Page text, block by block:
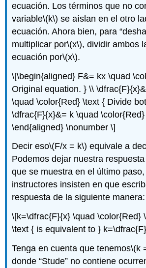
ecuación. Los términos que no
variable\(k\) se aíslan en el otro
ecuación. Ahora bien, para
multiplicar por\(x\), dividir ambos
ecuación por\(x\).
\[\begin{aligned} F&= kx \quad
Original equation. } \\
\quad \color{Red} \text { Divide
\dfrac{F}{x}&= k \quad
\end{aligned} \nonumber \]
Decir eso\(F/x = k\) equivale a
Podemos dejar nuestra
que se muestra en el último
instructores insisten en que
respuesta de la siguiente manera:
\[k=\dfrac{F}{x} \quad \color{Red}
\text { is equivalent to }
Tenga en cuenta que tenemos\(k
donde “Stude” no contiene